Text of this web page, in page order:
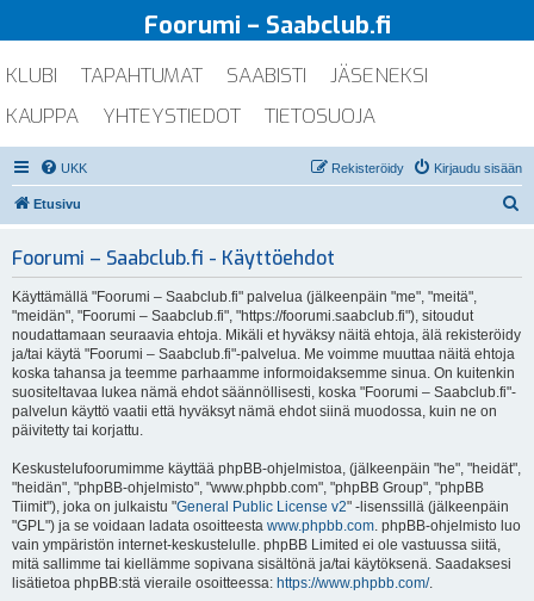
Foorumi – Saabclub.fi
KLUBI TAPAHTUMAT SAABISTI
JÄSENEKSI
KAUPPA
YHTEYSTIEDOT TIETOSUOJA
UKK Kirjaudu sisään
Rekisteröidy
Etusivu
Foorumi – Saabclub.fi - Käyttöehdot
Käyttämällä "Foorumi – Saabclub.fi" palvelua (jälkeenpäin "me", "meitä",
"meidän", "Foorumi – Saabclub.fi", "https://foorumi.saabclub.fi"), sitoudut
noudattamaan seuraavia ehtoja. Mikäli et hyväksy näitä ehtoja, älä rekisteröidy
ja/tai käytä "Foorumi – Saabclub.fi"-palvelua. Me voimme muuttaa näitä ehtoja
koska tahansa ja teemme parhaamme informoidaksemme sinua. On kuitenkin
suositeltavaa lukea nämä ehdot säännöllisesti, koska "Foorumi – Saabclub.fi"-
palvelun käyttö vaatii että hyväksyt nämä ehdot siinä muodossa, kuin ne on
päivitetty tai korjattu.
Keskustelufoorumimme käyttää phpBB-ohjelmistoa, (jälkeenpäin "he", "heidät",
"heidän", "phpBB-ohjelmisto", "www.phpbb.com", "phpBB Group", "phpBB
Tiimit"), joka on julkaistu "General Public License v2" -lisenssillä (jälkeenpäin
"GPL") ja se voidaan ladata osoitteesta www.phpbb.com. phpBB-ohjelmisto luo
vain ympäristön internet-keskustelulle. phpBB Limited ei ole vastuussa siitä,
mitä sallimme tai kiellämme sopivana sisältönä ja/tai käytöksenä. Saadaksesi
lisätietoa phpBB:stä vieraile osoitteessa: https://www.phpbb.com/.